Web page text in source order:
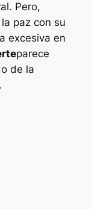
Pero,
paz con su
excesiva en
parece
de la